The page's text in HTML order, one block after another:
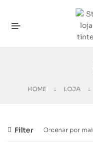
HOME LOJA
Filter